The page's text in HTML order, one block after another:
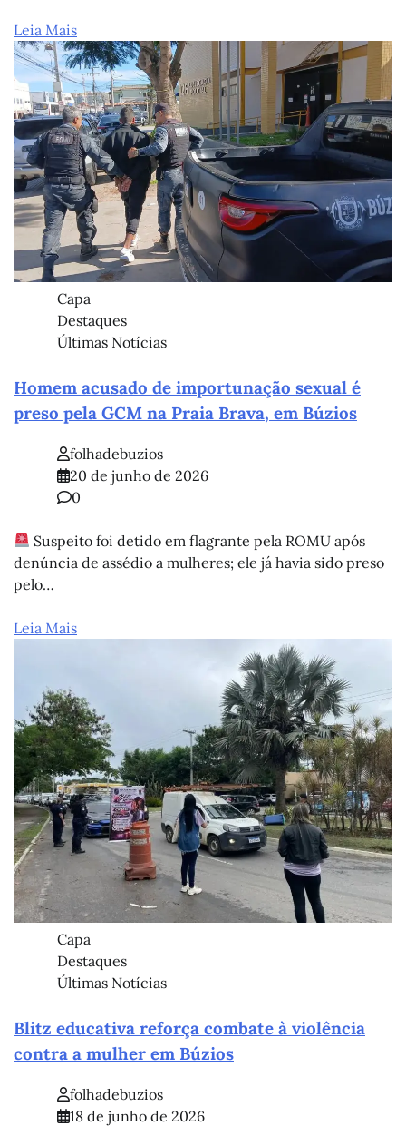
Leia Mais
Capa
Destaques
Últimas Notícias
Homem acusado de importunação sexual é
preso pela GCM na Praia Brava, em Búzios
folhadebuzios
20 de junho de 2026
0
Suspeito foi detido em flagrante pela ROMU após
denúncia de assédio a mulheres; ele já havia sido preso
pelo…
Leia Mais
Capa
Destaques
Últimas Notícias
Blitz educativa reforça combate à violência
contra a mulher em Búzios
folhadebuzios
18 de junho de 2026